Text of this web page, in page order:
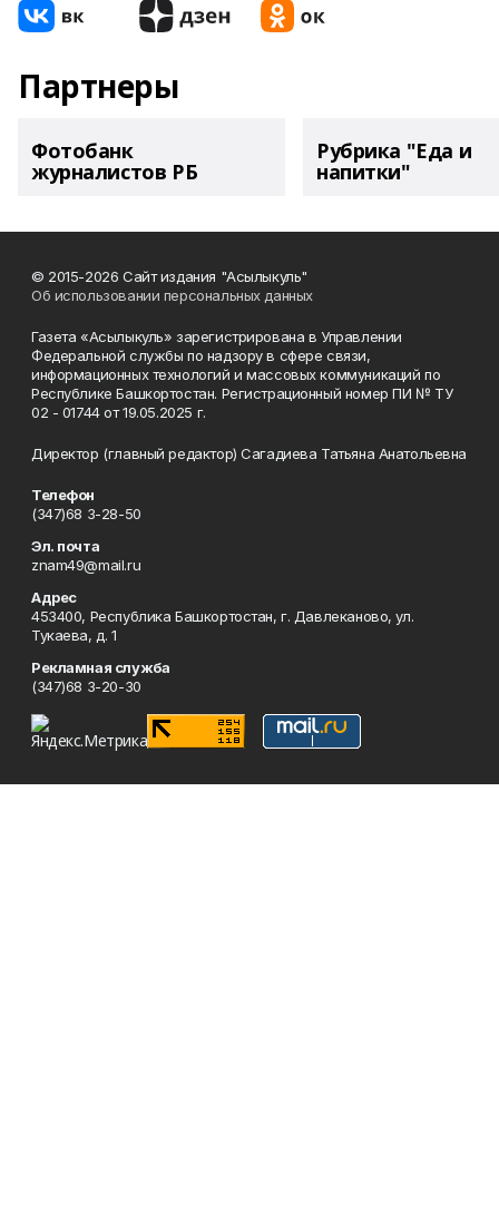
Партнеры
Фотобанк
журналистов РБ
Рубрика "Еда и
напитки"
© 2015-2026 Сайт издания "Асылыкуль"
Об использовании персональных данных
Газета «Асылыкуль» зарегистрирована в Управлении
Федеральной службы по надзору в сфере связи,
информационных технологий и массовых коммуникаций по
Республике Башкортостан. Регистрационный номер ПИ № ТУ
02 - 01744 от 19.05.2025 г.
Директор (главный редактор) Сагадиева Татьяна Анатольевна
Телефон
(347)68 3-28-50
Эл. почта
znam49@mail.ru
Адрес
453400, Республика Башкортостан, г. Давлеканово, ул.
Тукаева, д. 1
Рекламная служба
(347)68 3-20-30